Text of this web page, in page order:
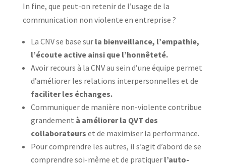
In fine, que peut-on retenir de l’usage de la
communication non violente en entreprise ?
La CNV se base surla bienveillance, l’empathie,
l’écoute active ainsi que l’honnêteté.
Avoir recours à la CNV au sein d’une équipe permet
d’améliorer les relations interpersonnelles et de
faciliter les échanges.
Communiquer de manière non-violente contribue
grandement à améliorer la QVT des
collaborateurs et de maximiser la performance.
Pour comprendre les autres, il s’agit d’abord de se
comprendre soi-même et de pratiquer l’auto-